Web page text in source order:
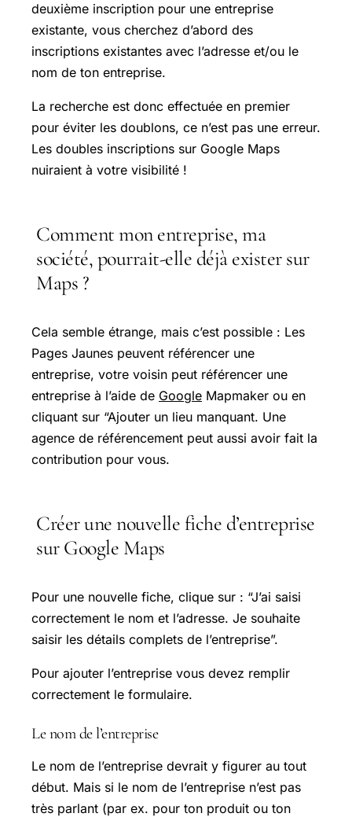
deuxième inscription pour une entreprise
existante, vous cherchez d’abord des
inscriptions existantes avec l’adresse et/ou le
nom de ton entreprise.
La recherche est donc effectuée en premier
pour éviter les doublons, ce n’est pas une erreur.
Les doubles inscriptions sur Google Maps
nuiraient à votre visibilité !
Comment mon entreprise, ma
société, pourrait-elle déjà exister sur
Maps ?
Cela semble étrange, mais c’est possible : Les
Pages Jaunes peuvent référencer une
entreprise, votre voisin peut référencer une
entreprise à l’aide de Google Mapmaker ou en
cliquant sur “Ajouter un lieu manquant. Une
agence de référencement peut aussi avoir fait la
contribution pour vous.
Créer une nouvelle fiche d’entreprise
sur Google Maps
Pour une nouvelle fiche, clique sur : “J’ai saisi
correctement le nom et l’adresse. Je souhaite
saisir les détails complets de l’entreprise”.
Pour ajouter l’entreprise vous devez remplir
correctement le formulaire.
Le nom de l’entreprise
Le nom de l’entreprise devrait y figurer au tout
début. Mais si le nom de l’entreprise n’est pas
très parlant (par ex. pour ton produit ou ton